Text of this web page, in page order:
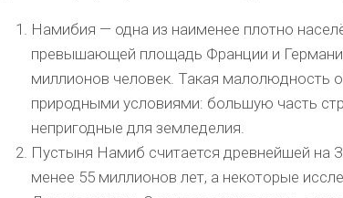
Намибия — одна из наименее плотно
превышающей площадь Франции и
миллионов человек. Такая малолюдность
природными условиями: большую часть
непригодные для земледелия.
Пустыня Намиб считается древнейшей на
менее 55 миллионов лет, а некоторые